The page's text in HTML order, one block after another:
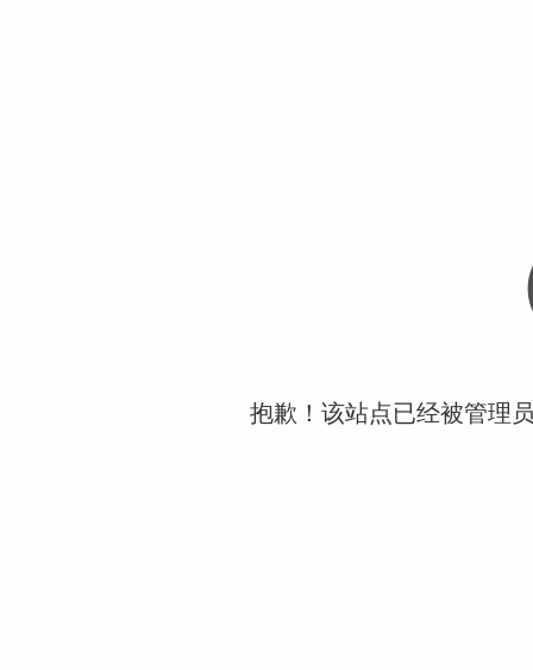
抱歉！该站点已经被管理